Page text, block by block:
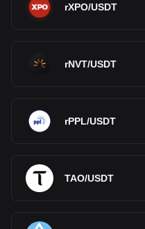
rXPO/USDT
rNVT/USDT
rPPL/USDT
TAO/USDT